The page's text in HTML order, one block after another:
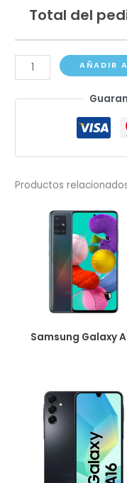
Total del
Samsung
Galaxy
A25
AÑADIR
Productos
Samsung Galaxy